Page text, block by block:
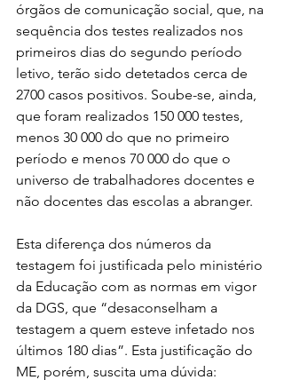
órgãos de comunicação social, que, na
sequência dos testes realizados nos
primeiros dias do segundo período
letivo, terão sido detetados cerca de
2700 casos positivos. Soube-se, ainda,
que foram realizados 150 000 testes,
menos 30 000 do que no primeiro
período e menos 70 000 do que o
universo de trabalhadores docentes e
não docentes das escolas a abranger.
Esta diferença dos números da
testagem foi justificada pelo ministério
da Educação com as normas em vigor
da DGS, que “desaconselham a
testagem a quem esteve infetado nos
últimos 180 dias”. Esta justificação do
ME, porém, suscita uma dúvida: